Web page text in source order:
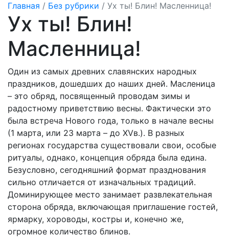
Главная / Без рубрики / Ух ты! Блин! Масленница!
Ух ты! Блин!
Масленница!
Один из самых древних славянских народных
праздников, дошедших до наших дней. Масленица
– это обряд, посвященный проводам зимы и
радостному приветствию весны. Фактически это
была встреча Нового года, только в начале весны
(1 марта, или 23 марта – до XVв.). В разных
регионах государства существовали свои, особые
ритуалы, однако, концепция обряда была едина.
Безусловно, сегодняшний формат празднования
сильно отличается от изначальных традиций.
Доминирующее место занимает развлекательная
сторона обряда, включающая приглашение гостей,
ярмарку, хороводы, костры и, конечно же,
огромное количество блинов.